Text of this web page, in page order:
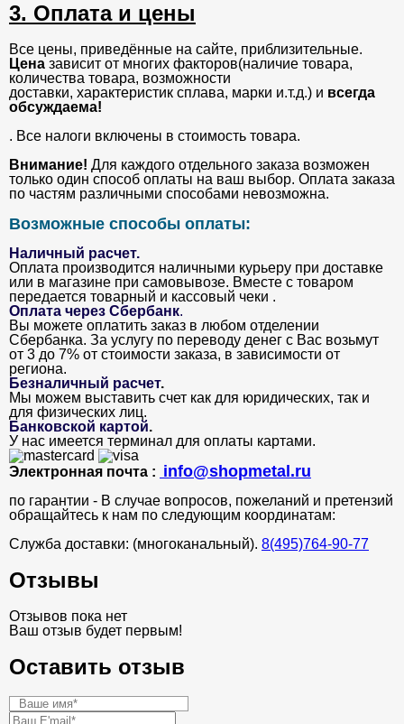
3. Оплата и цены
Все цены, приведённые на сайте, приблизительные.
Цена зависит от многих факторов(наличие товара,
количества товара, возможности
доставки, характеристик сплава, марки и.т.д.) и всегда
обсуждаема!
. Все налоги включены в стоимость товара.
Внимание! Для каждого отдельного заказа возможен
только один способ оплаты на ваш выбор. Оплата заказа
по частям различными способами невозможна.
Возможные способы оплаты:
Наличный расчет.
Оплата производится наличными курьеру при доставке
или в магазине при самовывозе. Вместе с товаром
передается товарный и кассовый чеки .
Оплата через Сбербанк.
Вы можете оплатить заказ в любом отделении
Сбербанка. За услугу по переводу денег с Вас возьмут
от 3 до 7% от стоимости заказа, в зависимости от
региона.
Безналичный расчет.
Мы можем выставить счет как для юридических, так и
для физических лиц.
Банковской картой.
У нас имеется терминал для оплаты картами.
Электронная почта : info@shopmetal.ru
по гарантии - В случае вопросов, пожеланий и претензий
обращайтесь к нам по следующим координатам:
Служба доставки: (многоканальный). 8(495)764-90-77
Отзывы
Отзывов пока нет
Ваш отзыв будет первым!
Оставить отзыв